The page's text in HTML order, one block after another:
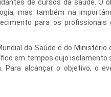
de cursos da saúde. O
mas também na
para os
da Saúde e do
em tempos cujo
alcançar o objetivo, o